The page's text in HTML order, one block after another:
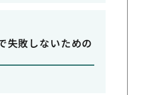
失敗しないための